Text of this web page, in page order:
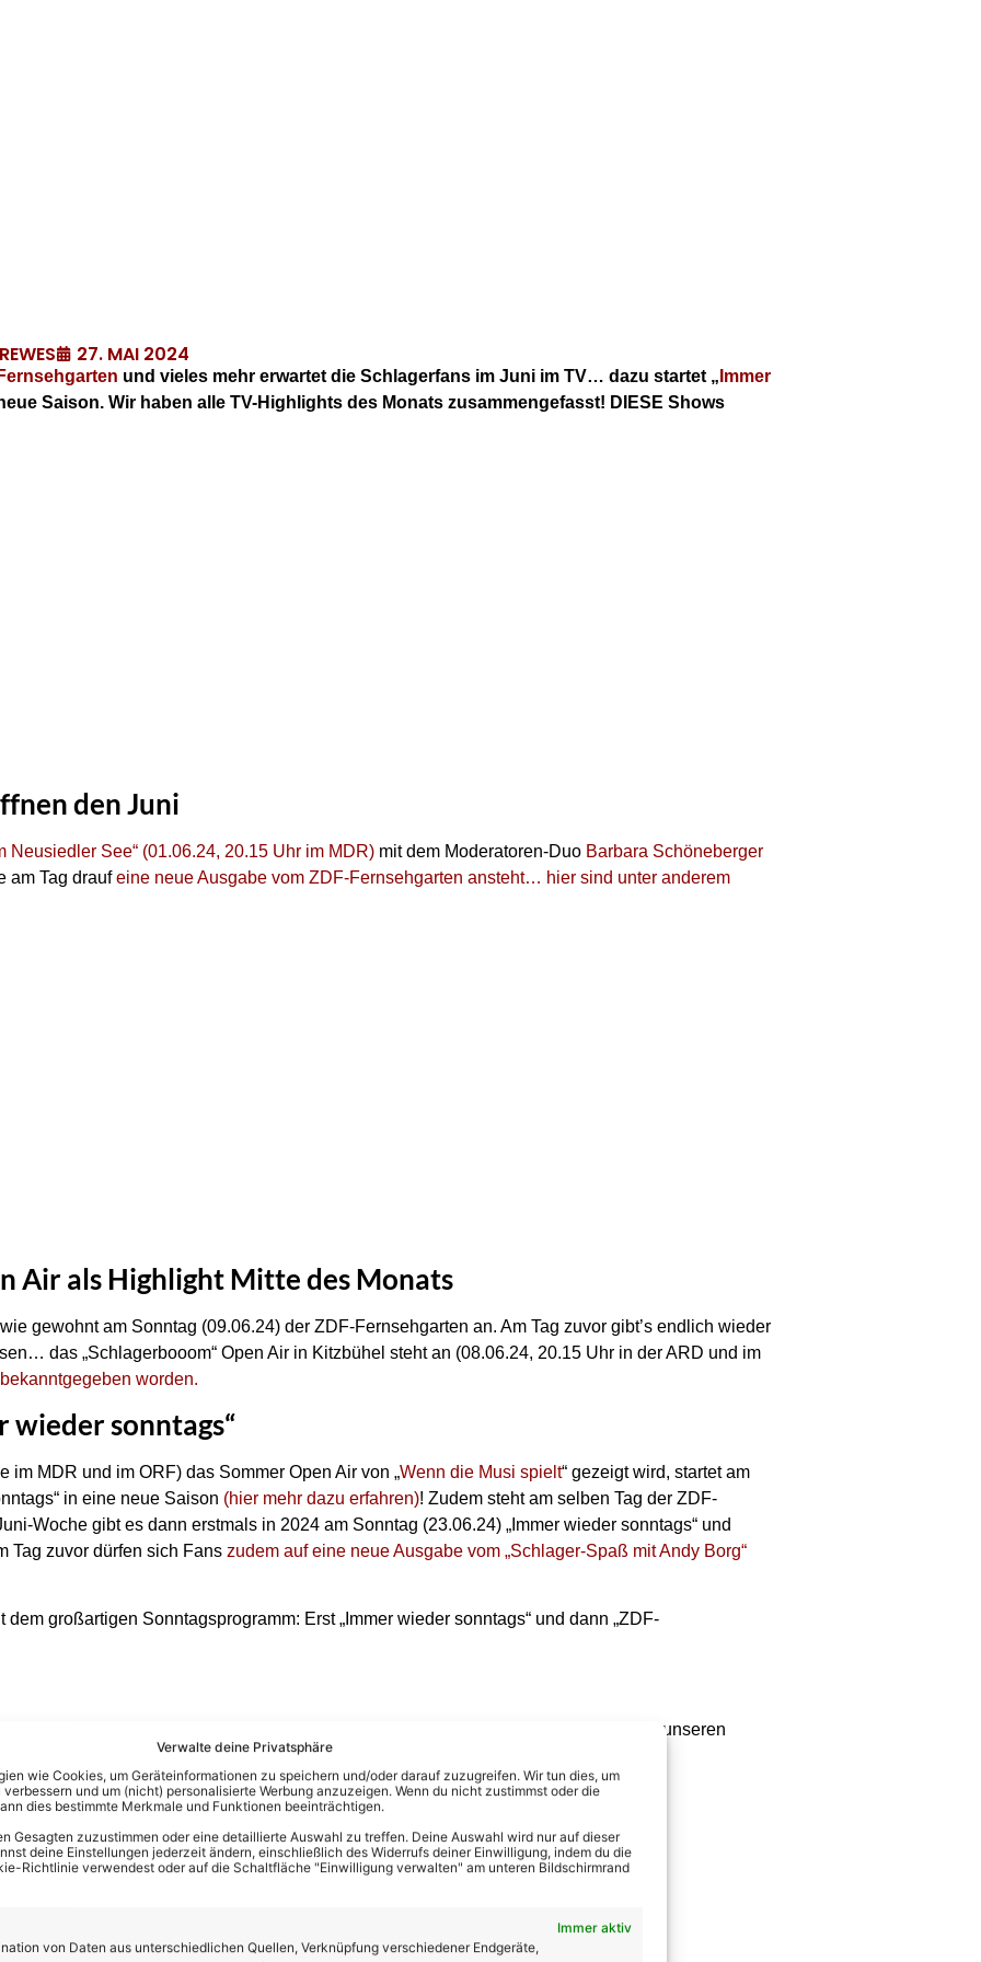
Verwalte deine Privatsphäre
wie Cookies, um Geräteinformationen zu speichern und/oder darauf zuzugreifen. Wir tun dies, um
und um (nicht) personalisierte Werbung anzuzeigen. Wenn du nicht zustimmst oder die
dies bestimmte Merkmale und Funktionen beeinträchtigen.
Gesagten zuzustimmen oder eine detaillierte Auswahl zu treffen. Deine Auswahl wird nur auf dieser
deine Einstellungen jederzeit ändern, einschließlich des Widerrufs deiner Einwilligung, indem du die
Richtlinie verwendest oder auf die Schaltfläche "Einwilligung verwalten" am unteren Bildschirmrand
Immer aktiv
von Daten aus unterschiedlichen Quellen, Verknüpfung verschiedener Endgeräte,
27. MAI 2024
und vieles mehr erwartet die Schlagerfans im Juni im TV… dazu startet „ Immer
Saison. Wir haben alle TV-Highlights des Monats zusammengefasst! DIESE Shows
den Juni
Neusiedler See“ (01.06.24, 20.15 Uhr im MDR) mit dem Moderatoren-Duo Barbara Schöneberger
am Tag draufeine neue Ausgabe vom ZDF-Fernsehgarten ansteht… hier sind unter anderem
Air als Highlight Mitte des Monats
gewohnt am Sonntag (09.06.24) der ZDF-Fernsehgarten an. Am Tag zuvor gibt’s endlich wieder
das „Schlagerbooom“ Open Air in Kitzbühel steht an (08.06.24, 20.15 Uhr in der ARD und im
worden.
wieder sonntags“
im MDR und im ORF) das Sommer Open Air von „Wenn die Musi spielt“ gezeigt wird, startet am
in eine neue Saison (hier mehr dazu erfahren)! Zudem steht am selben Tag der ZDF-
Woche gibt es dann erstmals in 2024 am Sonntag (23.06.24) „Immer wieder sonntags“ und
Tag zuvor dürfen sich Fans zudem auf eine neue Ausgabe vom „Schlager-Spaß mit Andy Borg“
großartigen Sonntagsprogramm: Erst „Immer wieder sonntags“ und dann „ZDF-
TV-Highlights und der bisher vielseitigste Monat in 2024! Checkt auch unbedingt unseren
Laufenden ist und alle bereits angekündigten Schlager-TV-Shows enthält!